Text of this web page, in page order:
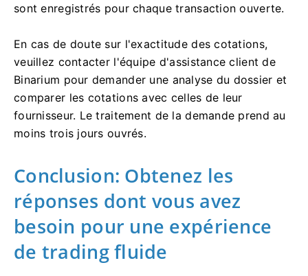
sont enregistrés pour chaque transaction ouverte.
En cas de doute sur l'exactitude des cotations,
veuillez contacter l'équipe d'assistance client de
Binarium pour demander une analyse du dossier et
comparer les cotations avec celles de leur
fournisseur. Le traitement de la demande prend au
moins trois jours ouvrés.
Conclusion: Obtenez les
réponses dont vous avez
besoin pour une expérience
de trading fluide